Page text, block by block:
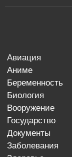
авиация
аниме
беременность
биология
вооружение
государство
документы
заболевания